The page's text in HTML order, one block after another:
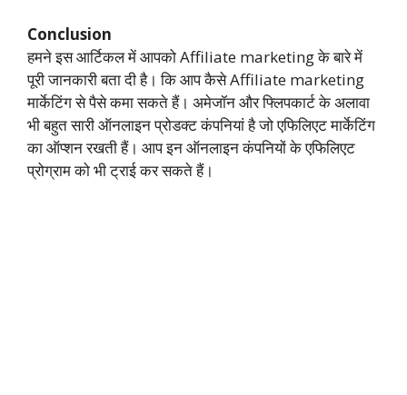
Conclusion
हमने इस आर्टिकल में आपको Affiliate marketing के बारे में
पूरी जानकारी बता दी है। कि आप कैसे Affiliate marketing
मार्केटिंग से पैसे कमा सकते हैं। अमेजॉन और फ्लिपकार्ट के अलावा
भी बहुत सारी ऑनलाइन प्रोडक्ट कंपनियां है जो एफिलिएट मार्केटिंग
का ऑप्शन रखती हैं। आप इन ऑनलाइन कंपनियों के एफिलिएट
प्रोग्राम को भी ट्राई कर सकते हैं।